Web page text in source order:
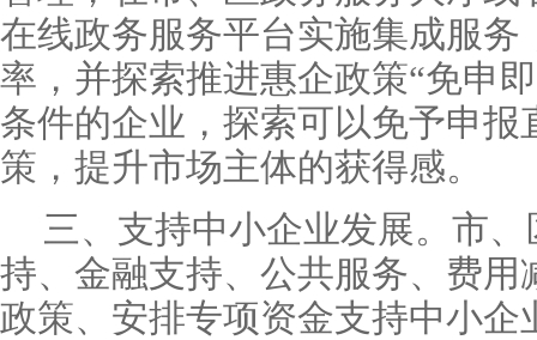
在线政务服务平台实施集成服务
率，并探索推进惠企政策“免申
条件的企业，探索可以免予申报
策，提升市场主体的获得感。
三、支持中小企业发展。市
持、金融支持、公共服务、费用
政策、安排专项资金支持中小企